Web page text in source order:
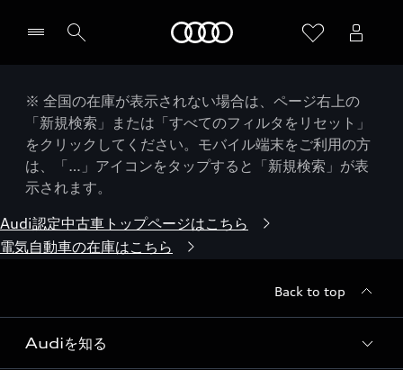
※ 全国の在庫が表示されない場合は、ページ右上の
「新規検索」または「すべてのフィルタをリセット」
をクリックしてください。モバイル端末をご利用の方
は、「…」アイコンをタップすると「新規検索」が表
示されます。
Audi認定中古車トップページはこちら
電気自動車の在庫はこちら
Back to top
Audiを知る